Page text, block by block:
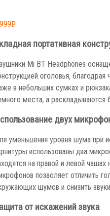
Р
портативная
Mi BT Headphones
оголовья,
в небольших сумках и
места, а раскладываются
двух
уменьшения уровня шума при
использованы два
на правой и левой
позволяет отличить
шумов и снизить
от искажений звука